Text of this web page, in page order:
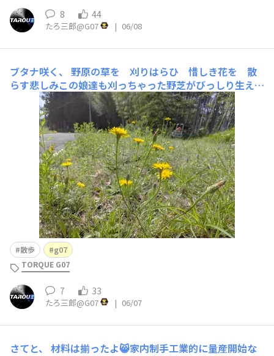
8 44
たろ三郎@G07 | 06/08
ブタナ咲く、 野原の草を 刈りはらひ 惜しき花を 散
らす悲しみこの娘達も刈っちゃった野芝がびっしり生えて
くれるのを期待しています。
散歩
g07
TORQUE G07
7 33
たろ三郎@G07 | 06/07
さてと、
材料は揃ったよ😸家内制手工業的に量産開始な